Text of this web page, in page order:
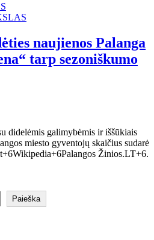
naujienos Palanga
tarp sezoniškumo
didelėmis galimybėmis ir iššūkiais
miesto gyventojų skaičius sudarė
Žinios.LT+6.
Paieška